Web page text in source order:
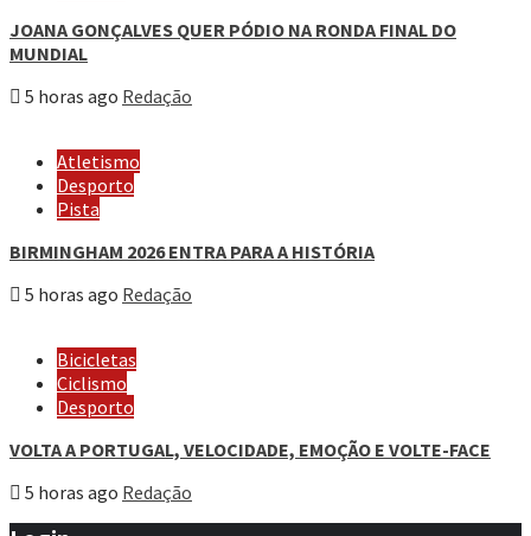
JOANA GONÇALVES QUER PÓDIO NA RONDA FINAL DO
MUNDIAL
5 horas ago Redação
Atletismo
Desporto
Pista
BIRMINGHAM 2026 ENTRA PARA A HISTÓRIA
5 horas ago Redação
Bicicletas
Ciclismo
Desporto
VOLTA A PORTUGAL, VELOCIDADE, EMOÇÃO E VOLTE-FACE
5 horas ago Redação